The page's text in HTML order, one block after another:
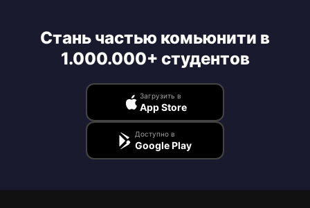
Стань частью комьюнити в
1.000.000+ студентов
Загрузить в
App Store
Доступно в
Google Play